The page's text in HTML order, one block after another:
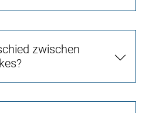
zwischen